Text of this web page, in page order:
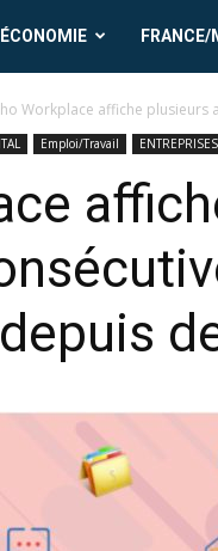
ÉCONOMIE FRANCE/
Workplace affiche plusieurs
Emploi/Travail ENTREPRISES